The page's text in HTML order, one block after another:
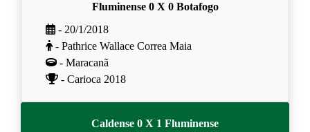
Fluminense 0 X 0 Botafogo
- 20/1/2018
- Pathrice Wallace Correa Maia
- Maracanã
- Carioca 2018
Caldense 0 X 1 Fluminense